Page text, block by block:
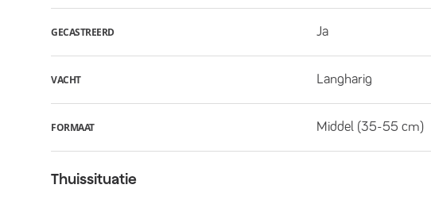
GECASTREERD Ja
VACHT Langharig
FORMAAT Middel (35-55 cm)
Thuissituatie